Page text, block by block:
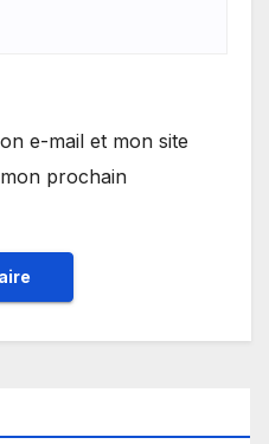
e-mail et mon site
prochain